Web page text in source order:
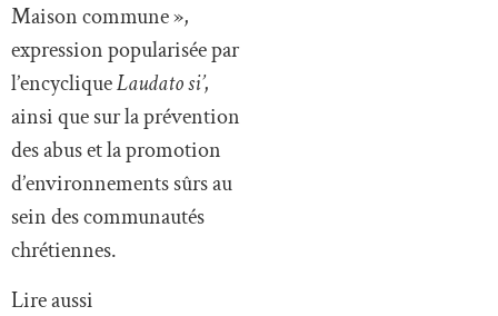
Maison commune »,
expression popularisée par
l’encycliqueLaudato si’,
ainsi que sur la prévention
des abus et la promotion
d’environnements sûrs au
sein des communautés
chrétiennes.
Lire aussi